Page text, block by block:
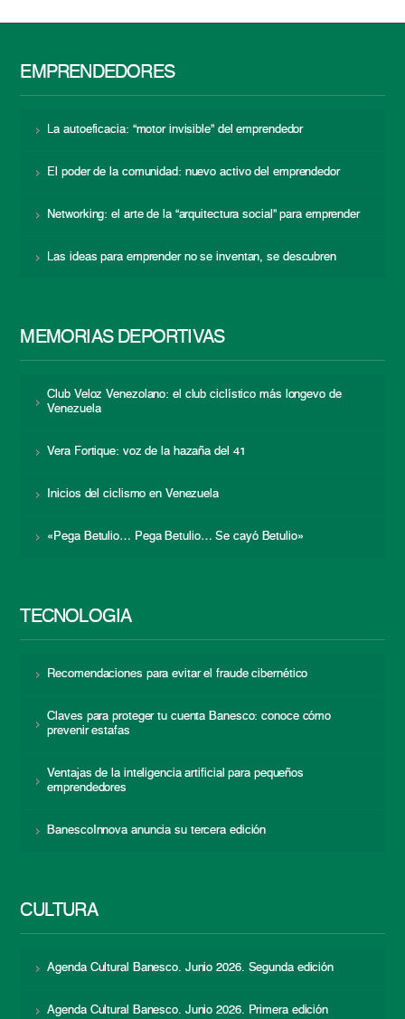
EMPRENDEDORES
La autoeficacia: “motor invisible” del emprendedor
El poder de la comunidad: nuevo activo del emprendedor
Networking: el arte de la “arquitectura social” para emprender
Las ideas para emprender no se inventan, se descubren
MEMORIAS DEPORTIVAS
Club Veloz Venezolano: el club ciclístico más longevo de
Venezuela
Vera Fortique: voz de la hazaña del 41
Inicios del ciclismo en Venezuela
«Pega Betulio… Pega Betulio… Se cayó Betulio»
TECNOLOGÍA
Recomendaciones para evitar el fraude cibernético
Claves para proteger tu cuenta Banesco: conoce cómo
prevenir estafas
Ventajas de la inteligencia artificial para pequeños
emprendedores
BanescoInnova anuncia su tercera edición
CULTURA
Agenda Cultural Banesco. Junio 2026. Segunda edición
Agenda Cultural Banesco. Junio 2026. Primera edición